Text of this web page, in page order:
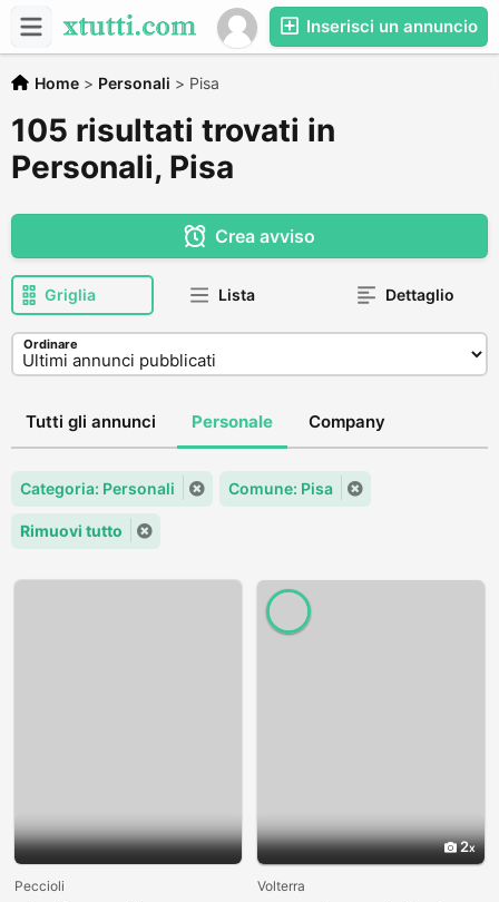
Inserisci un annuncio
Home > Personali > Pisa
105 risultati trovati in
Personali, Pisa
Crea avviso
Griglia Lista Dettaglio
Ordinare
Tutti gli annunci Personale Company
Categoria: Personali Comune: Pisa
Rimuovi tutto
Peccioli
2
Volterra